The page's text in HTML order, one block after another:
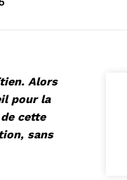
Alors
pour la
cette
sans